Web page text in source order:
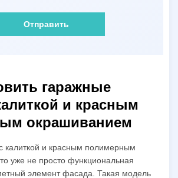
Отправить
гаражные
и красным
окрашиванием
калиткой и красным полимерным
уже не просто функциональная
элемент фасада. Такая модель